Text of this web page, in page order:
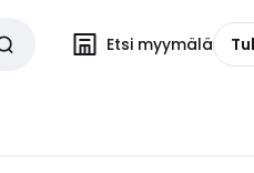
Etsi myymälä